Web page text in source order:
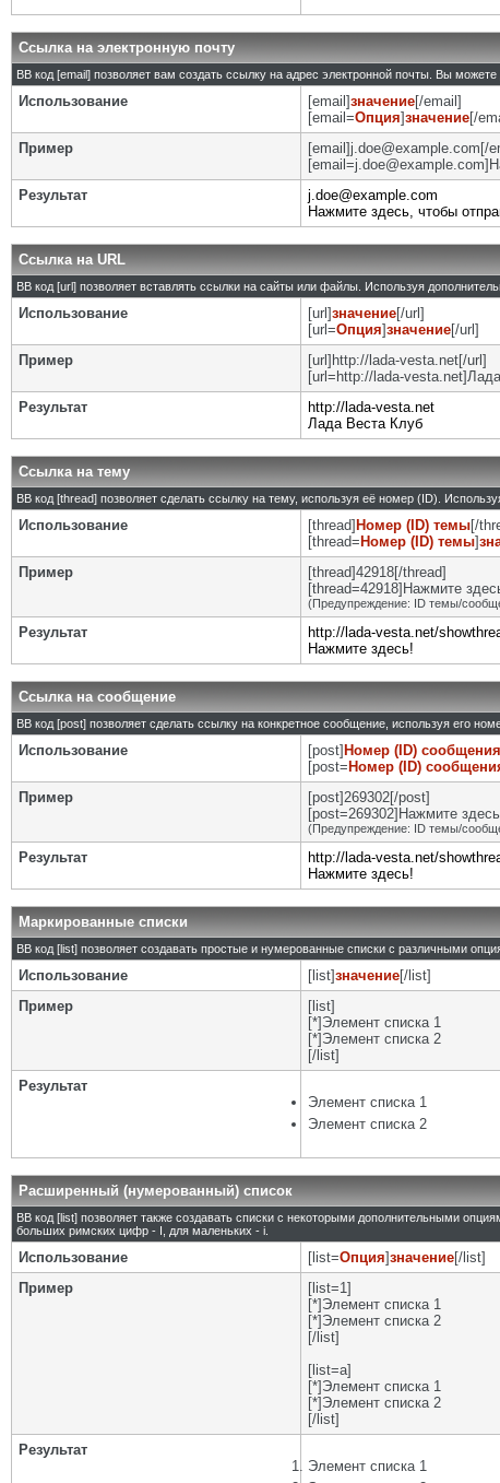
Ссылка на электронную почту
BB код [email] позволяет вам создать ссылку на адрес электронной почты. Вы
Использование [email]значение[/email]
[email=Опция]значение[/
Пример
[email]j.doe@example.com[/
Результат
j.doe@example.com
Нажмите здесь, чтобы
Ссылка на URL
BB код [url] позволяет вставлять ссылки на сайты или файлы. Используя
Использование [url]значение[/url]
[url=Опция]значение[/url]
Пример
[url]http://lada-vesta.net[/url]
[url=http://lada-
Результат
http://lada-vesta.net
Лада Веста Клуб
Ссылка на тему
BB код [thread] позволяет сделать ссылку на тему, используя её номер (ID).
Использование [thread] Номер (ID) темы[/
[thread= Номер (ID) темы]
Пример
[thread]42918[/thread]
[thread=42918]Нажмите
(Предупреждение: ID темы/
Результат
http://lada-vesta.net/
Нажмите здесь!
Ссылка на сообщение
BB код [post] позволяет сделать ссылку на конкретное сообщение, используя его
Использование [post] Номер (ID) сообщения
[post= Номер (ID)
Пример
[post]269302[/post]
[post=269302]Нажмите
(Предупреждение: ID темы/
Результат
http://lada-vesta.net/
Нажмите здесь!
Маркированные списки
BB код [list] позволяет создавать простые и нумерованные списки с различными
Использование [list]значение[/list]
Пример
[list]
[*]Элемент списка 1
[*]Элемент списка 2
[/list]
Результат
Элемент списка 1
Элемент списка 2
Расширенный (нумерованный) список
BB код [list] позволяет также создавать списки с некоторыми дополнительными
больших римских цифр - I, для маленьких - i.
Использование [list=Опция]значение[/list]
Пример
[list=1]
[*]Элемент списка 1
[*]Элемент списка 2
[/list]
[list=a]
[*]Элемент списка 1
[*]Элемент списка 2
[/list]
Результат
Элемент списка 1